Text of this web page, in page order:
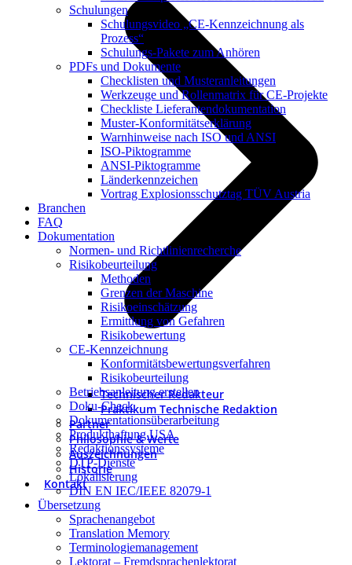
Technischer Redakteur
Praktikum Technische Redaktion
Partner
Philosophie & Werte
Auszeichnungen
Historie
Kontakt
Schulungen
Schulungsvideo „CE-Kennzeichnung als
Prozess“
Schulungs-Pakete zum Anhören
PDFs und Dokumente
Checklisten und Musteranleitungen
Werkzeuge und Rollenmatrix für CE-Projekte
Checkliste Lieferantendokumentation
Muster-Konformitätserklärung
Warnhinweise nach ISO und ANSI
ISO-Piktogramme
ANSI-Piktogramme
Länderkennzeichen
Vortrag Explosionsschutztag TÜV Austria
Branchen
FAQ
Dokumentation
Normen- und Richtlinienrecherche
Risikobeurteilung
Methoden
Grenzen der Maschine
Risikoeinschätzung
Ermittlung von Gefahren
Risikobewertung
CE-Kennzeichnung
Konformitätsbewertungsverfahren
Risikobeurteilung
Betriebsanleitung erstellen
Doku-Check
Dokumentationsüberarbeitung
Produkthaftung USA
Redaktionssysteme
DTP-Dienste
Lokalisierung
DIN EN IEC/IEEE 82079-1
Übersetzung
Sprachenangebot
Translation Memory
Terminologiemanagement
Lektorat – Fremdsprachenlektorat